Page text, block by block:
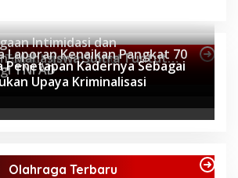
Topik Internasional
Intimidasi dan
Mahasiswa Sultra Tuntut
Bupati Buton Selatan*
Laporan Kenaikan Pangkat 70
TNI AD
Penetapan Kadernya Sebagai
Upaya Kriminalisasi
Olahraga Terbaru